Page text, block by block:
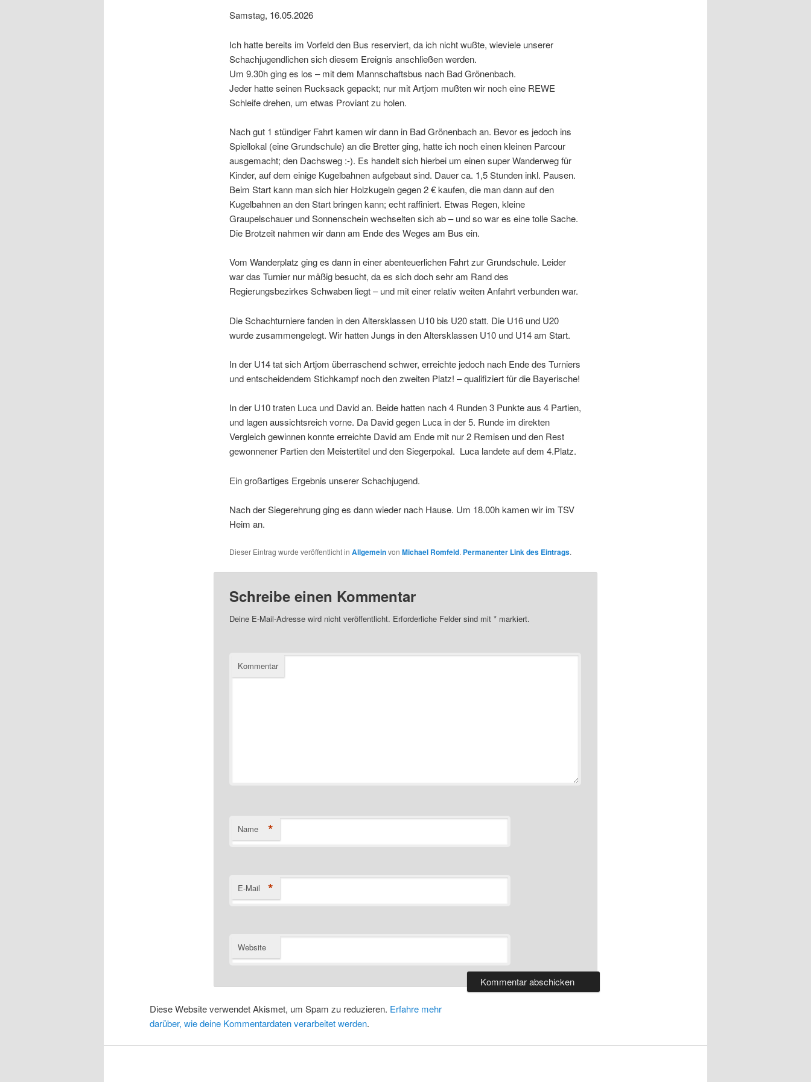
Samstag, 16.05.2026
Ich hatte bereits im Vorfeld den Bus reserviert, da ich nicht wußte, wieviele unserer
Schachjugendlichen sich diesem Ereignis anschließen werden.
Um 9.30h ging es los – mit dem Mannschaftsbus nach Bad Grönenbach.
Jeder hatte seinen Rucksack gepackt; nur mit Artjom mußten wir noch eine REWE
Schleife drehen, um etwas Proviant zu holen.
Nach gut 1 stündiger Fahrt kamen wir dann in Bad Grönenbach an. Bevor es jedoch ins
Spiellokal (eine Grundschule) an die Bretter ging, hatte ich noch einen kleinen Parcour
ausgemacht; den Dachsweg :-). Es handelt sich hierbei um einen super Wanderweg für
Kinder, auf dem einige Kugelbahnen aufgebaut sind. Dauer ca. 1,5 Stunden inkl. Pausen.
Beim Start kann man sich hier Holzkugeln gegen 2 € kaufen, die man dann auf den
Kugelbahnen an den Start bringen kann; echt raffiniert. Etwas Regen, kleine
Graupelschauer und Sonnenschein wechselten sich ab – und so war es eine tolle Sache.
Die Brotzeit nahmen wir dann am Ende des Weges am Bus ein.
Vom Wanderplatz ging es dann in einer abenteuerlichen Fahrt zur Grundschule. Leider
war das Turnier nur mäßig besucht, da es sich doch sehr am Rand des
Regierungsbezirkes Schwaben liegt – und mit einer relativ weiten Anfahrt verbunden war.
Die Schachturniere fanden in den Altersklassen U10 bis U20 statt. Die U16 und U20
wurde zusammengelegt. Wir hatten Jungs in den Altersklassen U10 und U14 am Start.
In der U14 tat sich Artjom überraschend schwer, erreichte jedoch nach Ende des Turniers
und entscheidendem Stichkampf noch den zweiten Platz! – qualifiziert für die Bayerische!
In der U10 traten Luca und David an. Beide hatten nach 4 Runden 3 Punkte aus 4 Partien,
und lagen aussichtsreich vorne. Da David gegen Luca in der 5. Runde im direkten
Vergleich gewinnen konnte erreichte David am Ende mit nur 2 Remisen und den Rest
gewonnener Partien den Meistertitel und den Siegerpokal. Luca landete auf dem 4.Platz.
Ein großartiges Ergebnis unserer Schachjugend.
Nach der Siegerehrung ging es dann wieder nach Hause. Um 18.00h kamen wir im TSV
Heim an.
Dieser Eintrag wurde veröffentlicht in Allgemeinvon Michael Romfeld. Permanenter Link des Eintrags.
Schreibe einen Kommentar
Deine E-Mail-Adresse wird nicht veröffentlicht. Erforderliche Felder sind mit *markiert.
Kommentar
Name *
E-Mail *
Website
Diese Website verwendet Akismet, um Spam zu reduzieren. Erfahre mehr
darüber, wie deine Kommentardaten verarbeitet werden.